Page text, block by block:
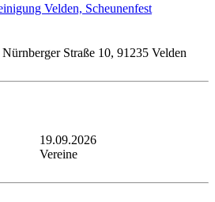
Velden, Scheunenfest
Nürnberger Straße 10, 91235 Velden
19.09.2026
Vereine